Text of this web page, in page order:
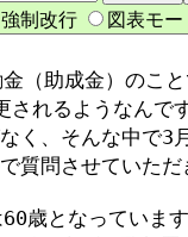
強制改行 図表モー